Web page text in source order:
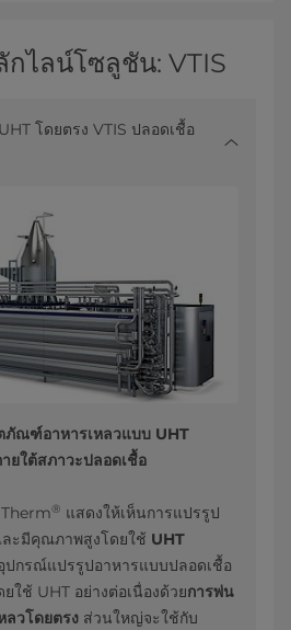
ไลน์โซลูชัน: VTIS
โดยตรง VTIS ปลอดเชื้อ
ภัณฑ์อาหารเหลวแบบ UHT
ยใต้สภาวะปลอดเชื้อ
® แสดงให้เห็นการแปรรูป
ะมีคุณภาพสูงโดยใช้ UHT
ปกรณ์แปรรูปอาหารแบบปลอดเชื้อ
ใช้ UHT อย่างต่อเนื่องด้วยการพ่น
ลวโดยตรง ส่วนใหญ่จะใช้กับ